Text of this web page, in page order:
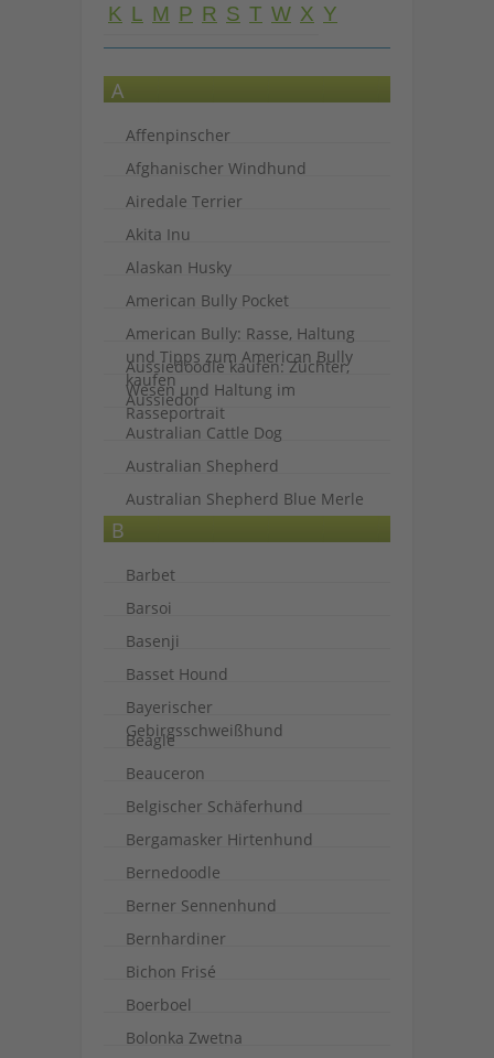
K L M P R S T W X Y
A
Affenpinscher
Afghanischer Windhund
Airedale Terrier
Akita Inu
Alaskan Husky
American Bully Pocket
American Bully: Rasse, Haltung
und Tipps zum American Bully
kaufen
Aussiedoodle kaufen: Züchter,
Wesen und Haltung im
Rasseportrait
Aussiedor
Australian Cattle Dog
Australian Shepherd
Australian Shepherd Blue Merle
B
Barbet
Barsoi
Basenji
Basset Hound
Bayerischer
Gebirgsschweißhund
Beagle
Beauceron
Belgischer Schäferhund
Bergamasker Hirtenhund
Bernedoodle
Berner Sennenhund
Bernhardiner
Bichon Frisé
Boerboel
Bolonka Zwetna